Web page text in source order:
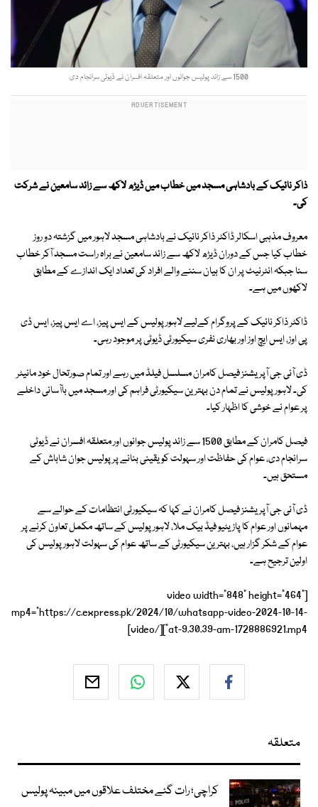
1500 سے زائد پولیس جوانوں اور متعلقہ افسران نے ڈیوٹی سرانجام دی
ذاکر نائیک کے بادشاہی مسجد میں خطاب میں ڈیڑھ لاکھ سے زائد سامعین نے شرکت
کی۔
معروف مذہبی اسکالر ڈاکٹر ذاکر نائیک نے بادشاہی مسجد لاہور میں گزشتہ دو روز
خطاب کیا جس کے دوران ڈیڑھ لاکھ سے زائد سامعین نے براہ راست مسجد آکر خطاب
سنا جبکہ انٹرنیٹ پر ان کا بیان سننے والے افراد کی تعداد ایک اندازے کے مطابق
لاکھوں میں ہے۔
ڈاکٹر ذاکر نائیک کے پروگرام کےلیے لاہور پولیس کے ایس پیز، اے ایس پیز، ایس ڈی
پی اوز، ایس ایچ اوز اور بھاری نفری سیکیورٹی ڈیوٹی پر موجود رہی۔
ڈی آئی جی آپریشنز فیصل کامران مسلسل فیلڈ میں رہے اور تمام صورتحال خود مانیٹر
کی۔ لاہور پولیس نے تمام دن بہترین سیکیورٹی فراہم کی اور مسجد میں باآسانی داخلے
پر عوام نے خوشی کا اظہار کیا۔
فیصل کامران کے مطابق 1500 سے زائد پولیس جوانوں اور متعلقہ افسران نے ڈیوٹی
سرانجام دی، عوام کی حفاظت اور سہولت کو یقینی بنانے پر پولیس جوان شاباش کے
مستحق ہیں۔
ڈی آئی جی آپریشنز فیصل کامران نے کہا کہ سیکیورٹی انتظامات کے حوالے سے
مہمانوں اور عوام کا پازیٹیو فیڈ بیک ملا، لاہور پولیس کے ساتھ مکمل تعاون کرنے پر
عوام کے شکر گزار ہیں، بہترین سیکیورٹی کے ساتھ عوام کی سہولت لاہور پولیس کی
اولین ترجیح ہے۔
[video width="848" height="464"
mp4="https://c.express.pk/2024/10/whatsapp-video-2024-10-14-
at-9.30.39-am-1728886921.mp4"][/video]
متعلقہ
کراچی؛ رات گئے مختلف علاقوں میں مبینہ پولیس